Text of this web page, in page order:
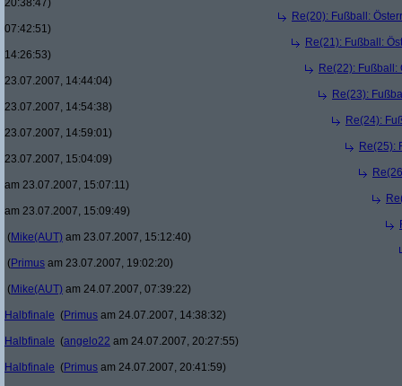
20:38:47)
Re(20): Fußball:
07:42:51)
Re(21): Fußball:
14:26:53)
Re(22): Fußball:
23.07.2007, 14:44:04)
Re(23):
23.07.2007, 14:54:38)
Re(24):
23.07.2007, 14:59:01)
Re(25):
23.07.2007, 15:04:09)
am 23.07.2007, 15:07:11)
am 23.07.2007, 15:09:49)
(Mike(AUT) am 23.07.2007, 15:12:40)
(Primus am 23.07.2007, 19:02:20)
(Mike(AUT) am 24.07.2007, 07:39:22)
Halbfinale (Primus am 24.07.2007, 14:38:32)
Halbfinale (angelo22 am 24.07.2007, 20:27:55)
Halbfinale (Primus am 24.07.2007, 20:41:59)